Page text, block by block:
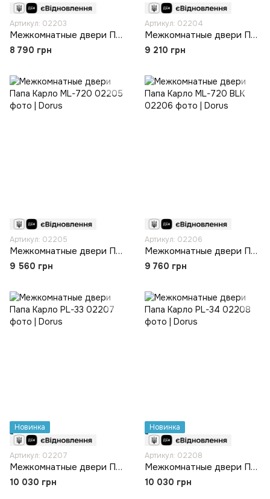
Артикул: 02203
Межкомнатные двери Папа Карло PL-31
8 790 грн
Артикул: 02204
Межкомнатные двери Папа Карло PL-32
9 210 грн
Артикул: 02205
Межкомнатные двери Папа Карло ML-720
9 560 грн
Артикул: 02206
Межкомнатные двери Папа Карло ML-720 BLK
9 760 грн
Новинка
Артикул: 02207
Межкомнатные двери Папа Карло PL-33
10 030 грн
Новинка
Артикул: 02208
Межкомнатные двери Папа Карло PL-34
10 030 грн